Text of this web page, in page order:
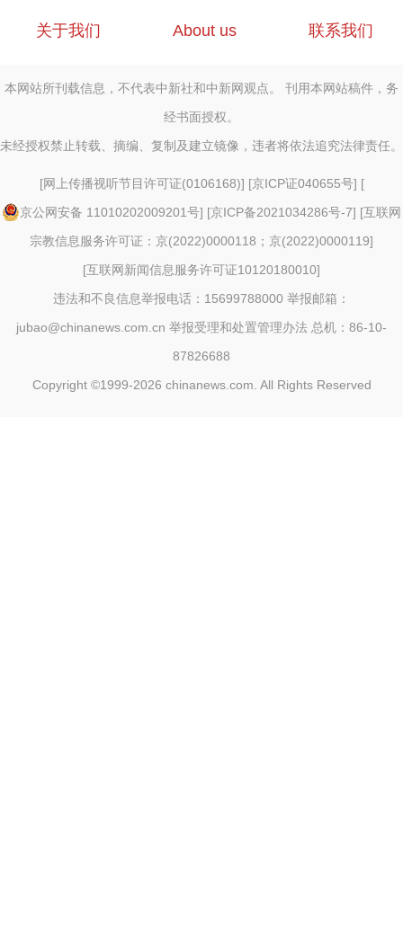
关于我们 About us 联系我们
本网站所刊载信息，不代表中新社和中新网观点。 刊用本网站稿件，务
经书面授权。
未经授权禁止转载、摘编、复制及建立镜像，违者将依法追究法律责任。
[网上传播视听节目许可证(0106168)] [京ICP证040655号] [
京公网安备 11010202009201号] [京ICP备2021034286号-7] [互联网
宗教信息服务许可证：京(2022)0000118；京(2022)0000119]
[互联网新闻信息服务许可证10120180010]
违法和不良信息举报电话：15699788000 举报邮箱：
jubao@chinanews.com.cn 举报受理和处置管理办法 总机：86-10-
87826688
Copyright ©1999-2026 chinanews.com. All Rights Reserved